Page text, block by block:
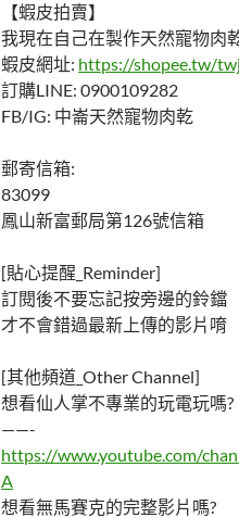
【蝦皮拍賣】
我現在自己在製作天然寵物肉
蝦皮網址: https://shopee.tw/
訂購LINE: 0900109282
FB/IG: 中崙天然寵物肉乾
郵寄信箱:
83099
鳳山新富郵局第126號信箱
[貼心提醒_Reminder]
訂閱後不要忘記按旁邊的鈴鐺
才不會錯過最新上傳的影片唷
[其他頻道_Other Channel]
想看仙人掌不專業的玩電玩嗎?
——-
https://www.youtube.com/
A
想看無馬賽克的完整影片嗎?